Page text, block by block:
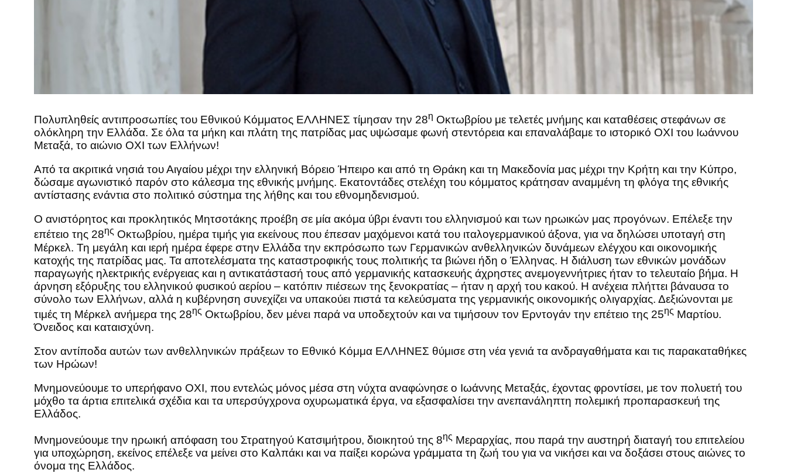
Πολυπληθείς αντιπροσωπίες του Εθνικού Κόμματος ΕΛΛΗΝΕΣ τίμησαν την 28η Οκτωβρίου με τελετές μνήμης και καταθέσεις στεφάνων σε
ολόκληρη την Ελλάδα. Σε όλα τα μήκη και πλάτη της πατρίδας μας υψώσαμε φωνή στεντόρεια και επαναλάβαμε το ιστορικό ΟΧΙ του Ιωάννου
Μεταξά, το αιώνιο ΟΧΙ των Ελλήνων!
Από τα ακριτικά νησιά του Αιγαίου μέχρι την ελληνική Βόρειο Ήπειρο και από τη Θράκη και τη Μακεδονία μας μέχρι την Κρήτη και την Κύπρο,
δώσαμε αγωνιστικό παρόν στο κάλεσμα της εθνικής μνήμης. Εκατοντάδες στελέχη του κόμματος κράτησαν αναμμένη τη φλόγα της εθνικής
αντίστασης ενάντια στο πολιτικό σύστημα της λήθης και του εθνομηδενισμού.
Ο ανιστόρητος και προκλητικός Μητσοτάκης προέβη σε μία ακόμα ύβρι έναντι του ελληνισμού και των ηρωικών μας προγόνων. Επέλεξε την
επέτειο της 28ης Οκτωβρίου, ημέρα τιμής για εκείνους που έπεσαν μαχόμενοι κατά του ιταλογερμανικού άξονα, για να δηλώσει υποταγή στη
Μέρκελ. Τη μεγάλη και ιερή ημέρα έφερε στην Ελλάδα την εκπρόσωπο των Γερμανικών ανθελληνικών δυνάμεων ελέγχου και οικονομικής
κατοχής της πατρίδας μας. Τα αποτελέσματα της καταστροφικής τους πολιτικής τα βιώνει ήδη ο Έλληνας. Η διάλυση των εθνικών μονάδων
παραγωγής ηλεκτρικής ενέργειας και η αντικατάστασή τους από γερμανικής κατασκευής άχρηστες ανεμογεννήτριες ήταν το τελευταίο βήμα. Η
άρνηση εξόρυξης του ελληνικού φυσικού αερίου – κατόπιν πιέσεων της ξενοκρατίας – ήταν η αρχή του κακού. Η ανέχεια πλήττει βάναυσα το
σύνολο των Ελλήνων, αλλά η κυβέρνηση συνεχίζει να υπακούει πιστά τα κελεύσματα της γερμανικής οικονομικής ολιγαρχίας. Δεξιώνονται με
τιμές τη Μέρκελ ανήμερα της 28ης Οκτωβρίου, δεν μένει παρά να υποδεχτούν και να τιμήσουν τον Ερντογάν την επέτειο της 25ης Μαρτίου.
Όνειδος και καταισχύνη.
Στον αντίποδα αυτών των ανθελληνικών πράξεων το Εθνικό Κόμμα ΕΛΛΗΝΕΣ θύμισε στη νέα γενιά τα ανδραγαθήματα και τις παρακαταθήκες
των Ηρώων!
Μνημονεύουμε το υπερήφανο ΟΧΙ, που εντελώς μόνος μέσα στη νύχτα αναφώνησε ο Ιωάννης Μεταξάς, έχοντας φροντίσει, με τον πολυετή του
μόχθο τα άρτια επιτελικά σχέδια και τα υπερσύγχρονα οχυρωματικά έργα, να εξασφαλίσει την ανεπανάληπτη πολεμική προπαρασκευή της
Ελλάδος.
Μνημονεύουμε την ηρωική απόφαση του Στρατηγού Κατσιμήτρου, διοικητού της 8ης Μεραρχίας, που παρά την αυστηρή διαταγή του επιτελείου
για υποχώρηση, εκείνος επέλεξε να μείνει στο Καλπάκι και να παίξει κορώνα γράμματα τη ζωή του για να νικήσει και να δοξάσει στους αιώνες το
όνομα της Ελλάδος.